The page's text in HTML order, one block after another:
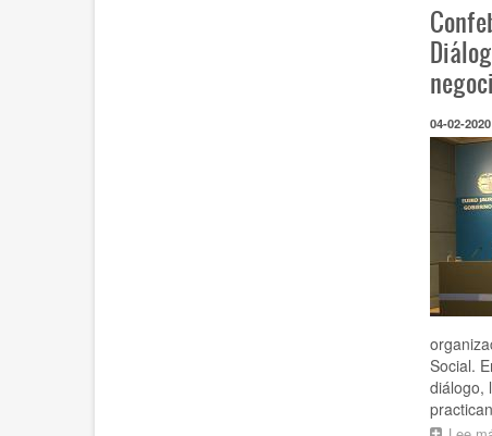
04-02-2020
Social.
diálogo,